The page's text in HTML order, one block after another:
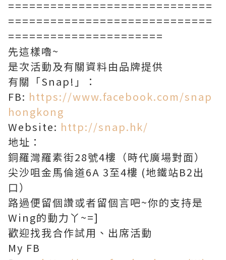
=============================
=============================
======================
先這樣嚕~
是次活動及有關資料由品牌提供
有關「Snap!」：
FB: https://www.facebook.com/snap
hongkong
Website: http://snap.hk/
地址：
銅羅灣羅素街28號4樓（時代廣場對面）
尖沙咀金馬倫道6A 3至4樓 (地鐵站B2出
口）
路過便留個讚或者留個言吧~你的支持是
Wing的動力丫~=]
歡迎找我合作試用、出席活動
My FB